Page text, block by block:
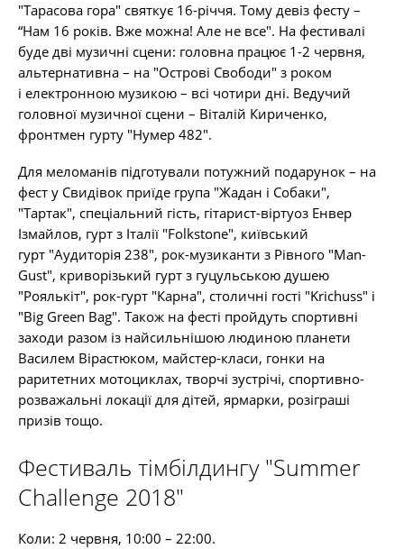
"Тарасова гора" святкує 16-річчя. Тому девіз фесту –
“Нам 16 років. Вже можна! Але не все". На фестивалі
буде дві музичні сцени: головна працює 1-2 червня,
альтернативна – на "Острові Свободи" з роком
і електронною музикою – всі чотири дні. Ведучий
головної музичної сцени – Віталій Кириченко,
фронтмен гурту "Нумер 482".
Для меломанів підготували потужний подарунок – на
фест у Свидівок приїде група "Жадан і Собаки",
"Тартак", спеціальний гість, гітарист-віртуоз Енвер
Ізмайлов, гурт з Італії "Folkstone", київський
гурт "Аудиторія 238", рок-музиканти з Рівного "Man-
Gust", криворізький гурт з гуцульською душею
"Роялькіт", рок-гурт "Карна", столичні гості "Krichuss" і
"Big Green Bag". Також на фесті пройдуть спортивні
заходи разом із найсильнішою людиною планети
Василем Вірастюком, майстер-класи, гонки на
раритетних мотоциклах, творчі зустрічі, спортивно-
розважальні локації для дітей, ярмарки, розіграші
призів тощо.
Фестиваль тімбілдингу "Summer
Challenge 2018"
Коли: 2 червня, 10:00 – 22:00.